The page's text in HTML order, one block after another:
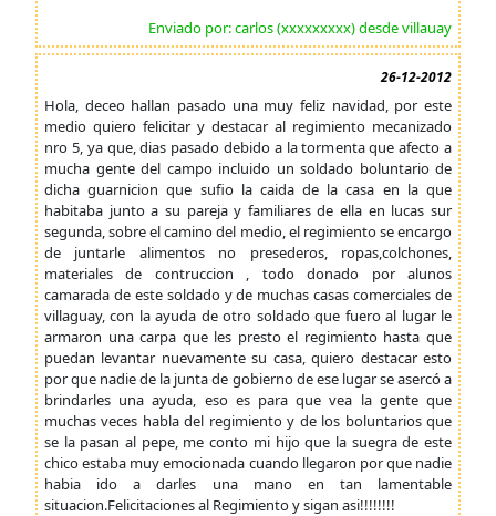
Enviado por: carlos (xxxxxxxxx) desde villauay
26-12-2012
Hola, deceo hallan pasado una muy feliz navidad, por este
medio quiero felicitar y destacar al regimiento mecanizado
nro 5, ya que, dias pasado debido a la tormenta que afecto a
mucha gente del campo incluido un soldado boluntario de
dicha guarnicion que sufio la caida de la casa en la que
habitaba junto a su pareja y familiares de ella en lucas sur
segunda, sobre el camino del medio, el regimiento se encargo
de juntarle alimentos no presederos, ropas,colchones,
materiales de contruccion , todo donado por alunos
camarada de este soldado y de muchas casas comerciales de
villaguay, con la ayuda de otro soldado que fuero al lugar le
armaron una carpa que les presto el regimiento hasta que
puedan levantar nuevamente su casa, quiero destacar esto
por que nadie de la junta de gobierno de ese lugar se asercó a
brindarles una ayuda, eso es para que vea la gente que
muchas veces habla del regimiento y de los boluntarios que
se la pasan al pepe, me conto mi hijo que la suegra de este
chico estaba muy emocionada cuando llegaron por que nadie
habia ido a darles una mano en tan lamentable
situacion.Felicitaciones al Regimiento y sigan asi!!!!!!!!